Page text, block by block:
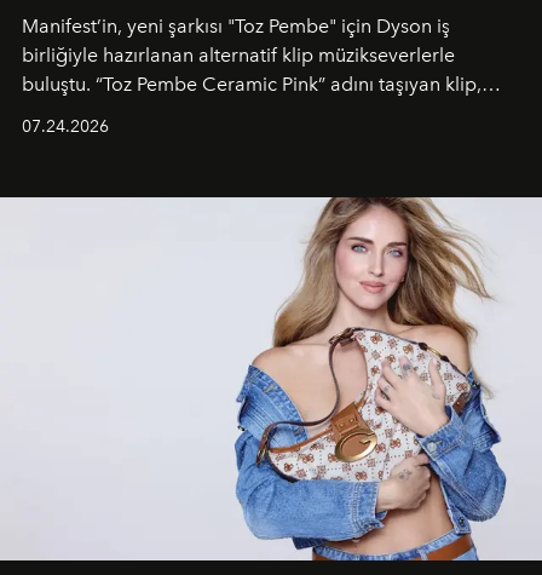
Manifest’in, yeni şarkısı "Toz Pembe" için Dyson iş
birliğiyle hazırlanan alternatif klip müzikseverlerle
buluştu. “Toz Pembe Ceramic Pink” adını taşıyan klip,
unsurlarından biri olarak öne çıkıyor.
07.24.2026